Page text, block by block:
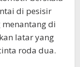
di pesisir
di
latar yang
roda dua.